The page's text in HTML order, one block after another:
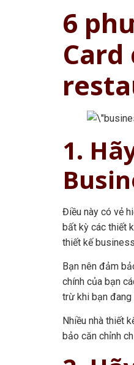
6
1.
Điều này có vẻ
bất kỳ các thiết
thiết kế
Bạn nên đảm
chính của bạn
trừ khi bạn đang
Nhiều nhà thiết
bảo căn chỉnh